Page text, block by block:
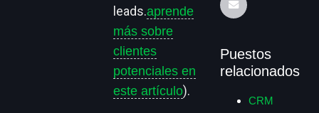
leads.aprende
más sobre
clientes
potenciales en
este artículo).
Puestos
relacionados
CRM